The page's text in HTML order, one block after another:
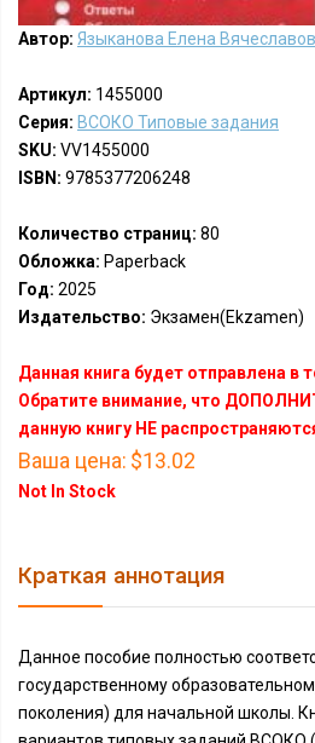
Автор: Языканова Елена
Артикул: 1455000
Серия: ВСОКО Типовые задания
SKU: VV1455000
ISBN: 9785377206248
Количество страниц: 80
Обложка: Paperback
Год: 2025
Издательство: Экзамен(Ekzamen)
Данная книга будет отправлена в
Обратите внимание, что
данную книгу НЕ
Ваша цена: $13.02
Not In Stock
Краткая аннотация
Данное пособие полностью
государственному
поколения) для начальной школы.